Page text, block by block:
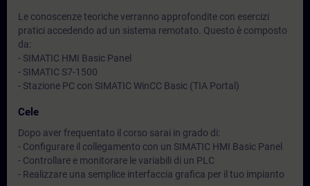
Le conoscenze teoriche verranno approfondite con esercizi
pratici accedendo ad un sistema remotato. Questo è composto
da:
- SIMATIC HMI Basic Panel
- SIMATIC S7-1500
- Stazione PC con SIMATIC WinCC Basic (TIA Portal)
Cele
Dopo aver frequentato il corso sarai in grado di:
- Configurare il collegamento con un SIMATIC HMI Basic Panel
- Controllare e monitorare le variabili di un PLC
- Realizzare una semplice interfaccia grafica per il tuo impianto